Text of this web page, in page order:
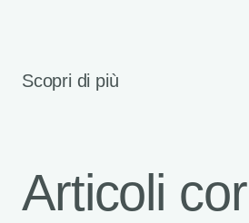
Scopri di più
Articoli